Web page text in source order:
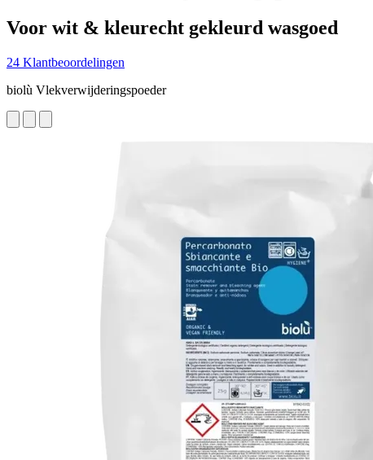
Voor wit & kleurecht gekleurd wasgoed
24 Klantbeoordelingen
biolù Vlekverwijderingspoeder